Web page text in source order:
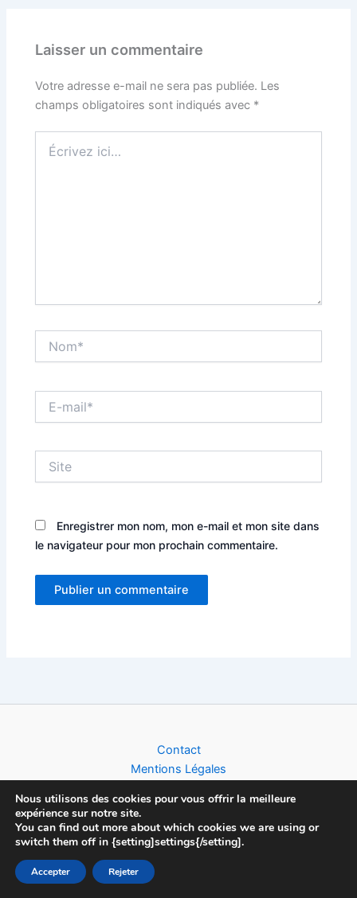
Laisser un commentaire
Votre adresse e-mail ne sera pas publiée. Les
champs obligatoires sont indiqués avec *
ici…
mail*
Enregistrer mon nom, mon e-mail et mon site dans
le navigateur pour mon prochain commentaire.
Contact
Mentions Légales
Copyright © 2026 Football World Cup News | Toute l'actualité du
Foot (Clubs, Compétitions & Equipes Nationales), créé par
Nous utilisons des cookies pour vous offrir la meilleure
expérience sur notre site.
You can find out more about which cookies we are using or
switch them off in {setting]settings{/setting].
Accepter Rejeter